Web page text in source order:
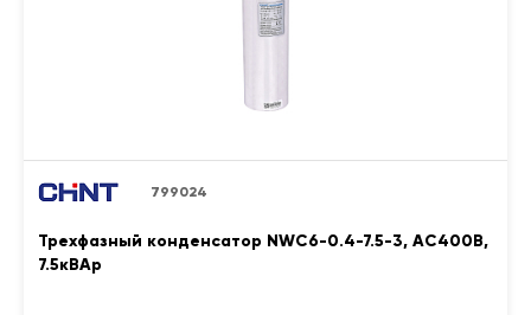
799024
Трехфазный конденсатор NWC6-0.4-7.5-3, АС400В,
7.5кВАр